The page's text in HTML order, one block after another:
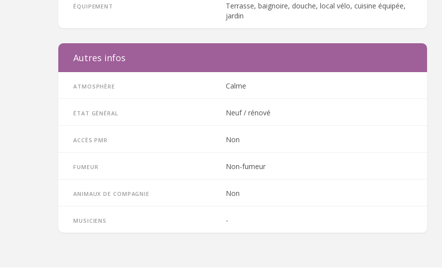
Équipement
Terrasse, baignoire, douche, local vélo, cuisine équipée,
jardin
Autres infos
Atmosphère Calme
État général Neuf / rénové
Accès PMR Non
Fumeur Non-fumeur
Animaux de compagnie Non
Musiciens -